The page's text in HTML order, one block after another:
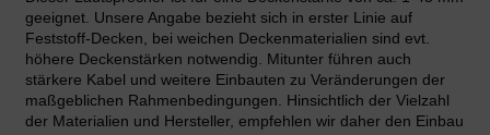
geeignet. Unsere Angabe bezieht sich in erster Linie auf
Feststoff-Decken, bei weichen Deckenmaterialien sind evt.
höhere Deckenstärken notwendig. Mitunter führen auch
stärkere Kabel und weitere Einbauten zu Veränderungen der
maßgeblichen Rahmenbedingungen. Hinsichtlich der Vielzahl
der Materialien und Hersteller, empfehlen wir daher den Einbau